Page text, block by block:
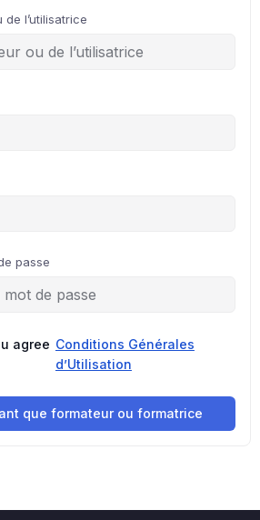
de l’utilisatrice
passe
agree Conditions Générales
d’Utilisation
que formateur ou formatrice